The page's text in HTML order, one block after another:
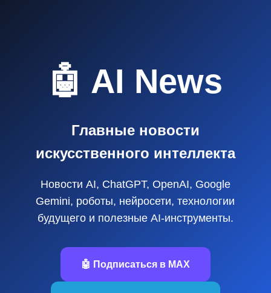
🤖 AI News
Главные новости
искусственного интеллекта
Новости AI, ChatGPT, OpenAI, Google
Gemini, роботы, нейросети, технологии
будущего и полезные AI‑инструменты.
🤖 Подписаться в MAX